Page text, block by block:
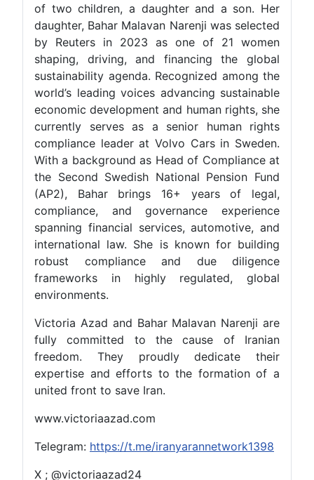
of two children, a daughter and a son. Her
daughter, Bahar Malavan Narenji was selected
by Reuters in 2023 as one of 21 women
shaping, driving, and financing the global
sustainability agenda. Recognized among the
world’s leading voices advancing sustainable
economic development and human rights, she
currently serves as a senior human rights
compliance leader at Volvo Cars in Sweden.
With a background as Head of Compliance at
the Second Swedish National Pension Fund
(AP2), Bahar brings 16+ years of legal,
compliance, and governance experience
spanning financial services, automotive, and
international law. She is known for building
robust compliance and due diligence
frameworks in highly regulated, global
environments.
Victoria Azad and Bahar Malavan Narenji are
fully committed to the cause of Iranian
freedom. They proudly dedicate their
expertise and efforts to the formation of a
united front to save Iran.
www.victoriaazad.com
Telegram: https://t.me/iranyarannetwork1398
X ; @victoriaazad24